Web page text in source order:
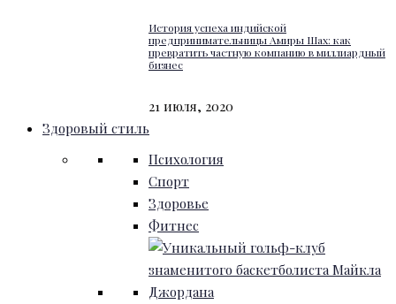
История успеха индийской
предпринимательницы Амиры Шах: как
превратить частную компанию в миллиардный
бизнес
21 июля, 2020
Здоровый стиль
Психология
Спорт
Здоровье
Фитнес